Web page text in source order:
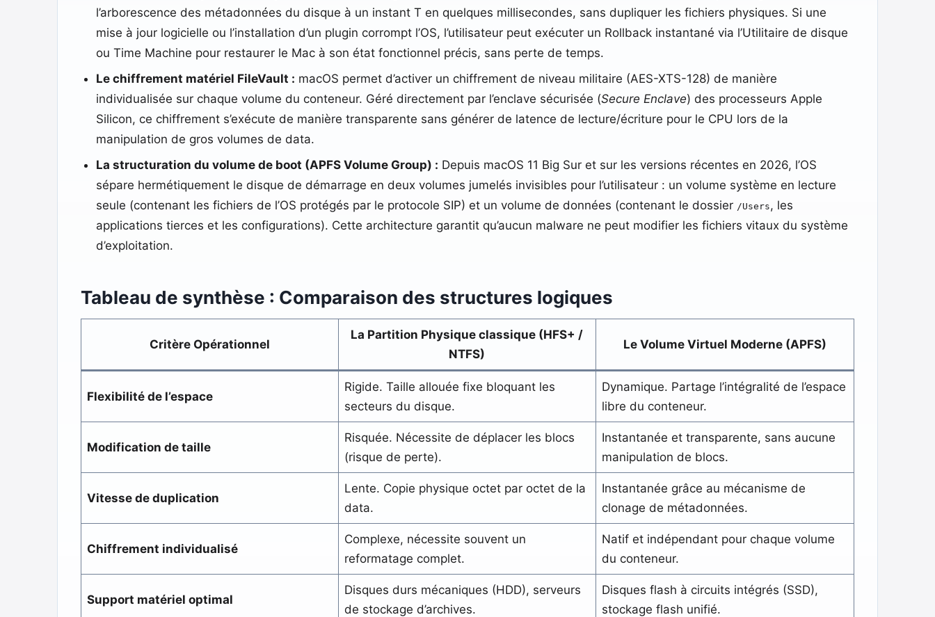
l’arborescence des métadonnées du disque à un instant T en quelques millisecondes, sans dupliquer les fichiers physiques. Si une
mise à jour logicielle ou l’installation d’un plugin corrompt l’OS, l’utilisateur peut exécuter un Rollback instantané via l’Utilitaire de disque
ou Time Machine pour restaurer le Mac à son état fonctionnel précis, sans perte de temps.
Le chiffrement matériel FileVault : macOS permet d’activer un chiffrement de niveau militaire (AES-XTS-128) de manière
individualisée sur chaque volume du conteneur. Géré directement par l’enclave sécurisée (Secure Enclave) des processeurs Apple
Silicon, ce chiffrement s’exécute de manière transparente sans générer de latence de lecture/écriture pour le CPU lors de la
manipulation de gros volumes de data.
La structuration du volume de boot (APFS Volume Group) : Depuis macOS 11 Big Sur et sur les versions récentes en 2026, l’OS
sépare hermétiquement le disque de démarrage en deux volumes jumelés invisibles pour l’utilisateur : un volume système en lecture
seule (contenant les fichiers de l’OS protégés par le protocole SIP) et un volume de données (contenant le dossier /Users, les
applications tierces et les configurations). Cette architecture garantit qu’aucun malware ne peut modifier les fichiers vitaux du système
d’exploitation.
Tableau de synthèse : Comparaison des structures logiques
Critère Opérationnel
La Partition Physique classique (HFS+ /
NTFS)
Le Volume Virtuel Moderne (APFS)
Flexibilité de l’espace
Rigide. Taille allouée fixe bloquant les
secteurs du disque.
Dynamique. Partage l’intégralité de l’espace
libre du conteneur.
Modification de taille
Risquée. Nécessite de déplacer les blocs
(risque de perte).
Instantanée et transparente, sans aucune
manipulation de blocs.
Vitesse de duplication
Lente. Copie physique octet par octet de la
data.
Instantanée grâce au mécanisme de
clonage de métadonnées.
Chiffrement individualisé
Complexe, nécessite souvent un
reformatage complet.
Natif et indépendant pour chaque volume
du conteneur.
Support matériel optimal
Disques durs mécaniques (HDD), serveurs
de stockage d’archives.
Disques flash à circuits intégrés (SSD),
stockage flash unifié.